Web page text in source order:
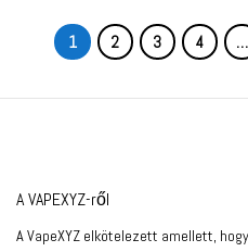
1 2 3 4 …
A VAPEXYZ-ről
A VapeXYZ elkötelezett amellett,